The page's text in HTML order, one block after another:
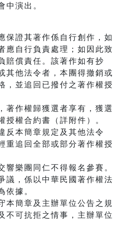
中演出。
保證其著作係自行創作，如
應自行負責處理；如因此致
賠償責任。該著作如有抄
其他法令者，本團得撤銷或
，並追回已撥付之著作權授
著作權歸獲選者享有，獲選
授權合約書（詳附件）。
反本簡章規定及其他法令
重追回全部或部分著作權授
響樂團同仁不得報名參賽。
議，係以中華民國著作權法
依據。
本簡章及主辦單位公告之規
不可抗拒之情事，主辦單位